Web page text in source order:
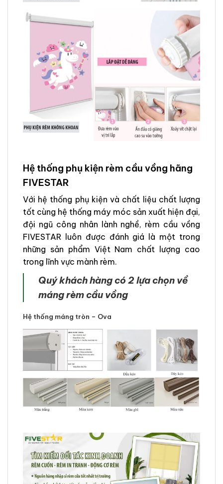
Hệ thống phụ kiện rèm cầu vồng hãng
FIVESTAR
Với hệ thống phụ kiện và chất liệu chất lượng
tốt cùng hệ thống máy móc sản xuất hiện đại,
đội ngũ công nhân lành nghề, rèm cầu vồng
FIVESTAR luôn được đánh giá là một trong
những sản phẩm Việt Nam chất lượng cao
trong lĩnh vực mành rèm.
Quý khách hàng có 2 lựa chọn về
máng rèm cầu vồng
Hệ thống máng tròn – Ova